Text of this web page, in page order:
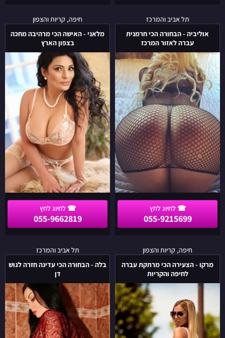
תל אביב והמרכז
אוליביה - הבחורה הכי חרמנית
עברה לאזור המרכז
055-9215699
אוליביה
-
הבחורה
הכי
חרמנית
עברה
לאזור
המרכז
חיפה, קריות והצפון
מלאני - האישה הכי מרהיבה מחכה
בצפון הארץ
055-9662819
מלאני
-
האישה
הכי
מרהיבה
מחכה
בצפון
הארץ
חיפה, קריות והצפון
מרקו - הצעירה הכי מרתקת עברה
לחיפה והקריות
מרקו
-
הצעירה
הכי
מרתקת
עברה
לחיפה
והקריות
תל אביב והמרכז
בלה - הבחורה הכי עדינה חזרה לגוש
דן
בלה
-
הבחורה
הכי
עדינה
חזרה
לגוש
דן